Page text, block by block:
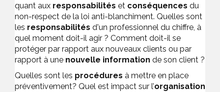
quant aux responsabilités et conséquences du
non-respect de la loi anti-blanchiment. Quelles sont
les responsabilités d'un professionnel du chiffre, à
quel moment doit-il agir ? Comment doit-il se
protéger par rapport aux nouveaux clients ou par
rapport à une nouvelle information de son client ?
Quelles sont les procédures à mettre en place
préventivement? Quel est impact sur l’organisation